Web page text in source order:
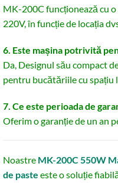
MK-200C funcționează cu
220V, în funcție de locația
6. Este mașina potrivită
Da, Designul său compact
pentru bucătăriile cu spațiu
7. Ce este perioada de
Oferim o garanție de un an
Noastre MK-200C 550W
de paste este o soluție